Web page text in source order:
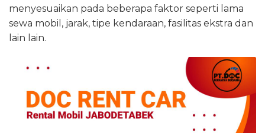
menyesuaikan pada beberapa faktor seperti lama
sewa mobil, jarak, tipe kendaraan, fasilitas ekstra dan
lain lain.